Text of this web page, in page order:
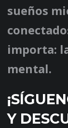
sueños
importa:
mental.
Y